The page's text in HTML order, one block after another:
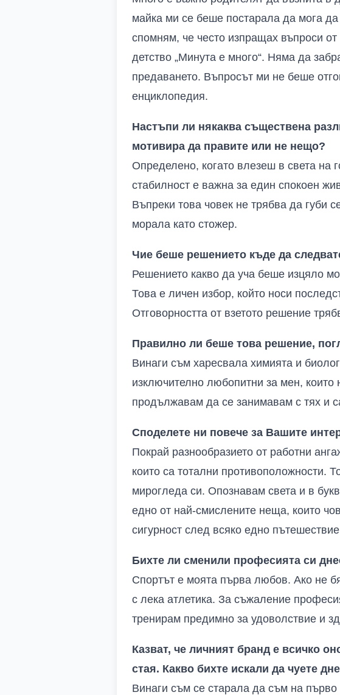
майка ми се беше постарала да мога
спомням, че често изпращах въпроси от
детство „Минута е много“. Няма да
предаването. Въпросът ми не беше
енциклопедия.
Настъпи ли някаква съществена
мотивира да правите или не нещо?
Определено, когато влезеш в света на
стабилност е важна за един спокоен
Въпреки това човек не трябва да губи
морала като стожер.
Чие беше решението къде да
Решението какво да уча беше изцяло
Това е личен избор, който носи
Отговорността от взетото решение
Правилно ли беше това решение,
Винаги съм харесвала химията и
изключително любопитни за мен,
продължавам да се занимавам с тях и
Споделете ни повече за Вашите
Покрай разнообразието от работни
които са тотални противоположности.
мирогледа си. Опознавам света и в
едно от най-смислените неща, които
сигурност след всяко едно
Бихте ли сменили професията си
Спортът е моята първа любов. Ако не
с лека атлетика. За съжаление
тренирам предимно за удоволствие и
Казват, че личният бранд е всичко
стая. Какво бихте искали да чуете
Винаги съм се старала да съм на